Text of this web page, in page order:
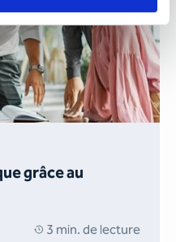
grâce au
3 min. de lecture